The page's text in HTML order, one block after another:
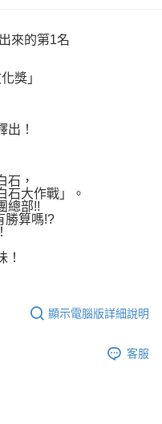
先享後付」服務完成之交
並將交易相關給付款項請求債
址：
之損失，本公司不負相關責
帳號之用戶狀況，依本公司即
之情形，本公司將視審查結果
冊。若發現惡意使用之情形，
用額度並採取法律行動。
費
來的第1名
獎」
！
石，
石大作戰」。
總部!!
勝算嗎!?
！
顯示電腦版詳細說明
客服